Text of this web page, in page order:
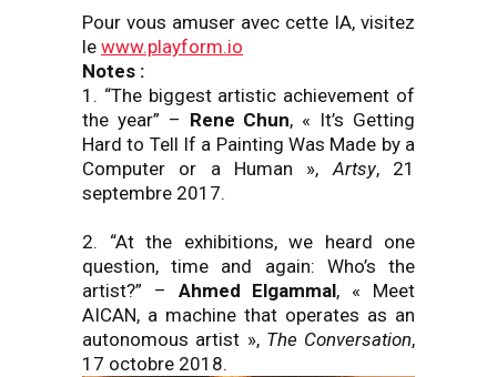
Pour vous amuser avec cette IA, visitez
le www.playform.io
Notes :
1. “The biggest artistic achievement of
the year” – Rene Chun, « It’s Getting
Hard to Tell If a Painting Was Made by a
Computer or a Human »,Artsy, 21
septembre 2017.
2. “At the exhibitions, we heard one
question, time and again: Who’s the
artist?” – Ahmed Elgammal, « Meet
AICAN, a machine that operates as an
autonomous artist », The Conversation,
17 octobre 2018.